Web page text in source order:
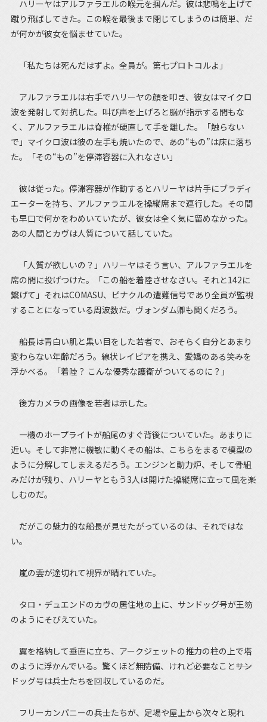
ハリーヤはアルファラエルの喉元を掴んだ。彼は悲鳴を上げて
蹴り飛ばしてきた。この喉を最後まで閉じてしまうのは簡単、だ
が何かが彼女を悩ませていた。
「私たちは死んだはずよ。全員が。第七プロトコルよ」
アルファラエルは右手でハリーヤの顔を叩き、彼女はマイクロ
波を発射して対抗した。叫び声を上げろと脳が指示する間もな
く、アルファラエルは脊椎が硬直して手を離した。「触らない
で」マイクロ波は彼の左手も焼いたので、あの“もの”は床に落ち
た。「その“もの”を停滞容器に入れなさい」
彼は従った。停滞容器が作動するとハリーヤは片手にブラディ
エーターを持ち、アルファラエルを操縦席まで連行した。その間
も早口で何かをわめいていたが、彼女は全く気に留めなかった。
あの人間とカヴは人質について話していた。
「人質が欲しいの？」ハリーヤはそう言い、アルファラエルを
席の間に投げつけた。「この船を着陸させなさい。それと142に
繋げて」それはCOMASU、ピナクルの遭難信号であり全員が監視
することになっている周波数だ。ヴォンダム卿も聞くだろう。
船長は青白い肌と黒い目をした若者で、おそらく自分とあまり
変わらない年齢だろう。線状レイピアを携え、愛嬌のある笑みを
浮かべる。「着陸？ こんな優秀な護衛がついてるのに？」
後方カメラの画像を若者は示した。
一機のホープライトが船尾のすぐ背後についていた。あまりに
近い。そして非常に機敏に動くその船は、こちらをまるで模型の
ように分解してしまえるだろう。エンジンと動力炉、そして骨組
みだけが残り、ハリーヤともう3人は開けた操縦席に立って風を楽
しむのだ。
だがこの魅力的な船長が見せたがっているのは、それではな
い。
嵐の雲が途切れて視界が晴れていた。
タロ・デュエンドのカヴの居住地の上に、サンドッグ号が王笏
のようにそびえていた。
翼を格納して垂直に立ち、アークジェットの推力の柱の上で塔
のように浮かんでいる。驚くほど無防備、けれど必要なこと――サン
ドッグ号は兵士たちを回収しているのだ。
フリーカンパニーの兵士たちが、足場や屋上から次々と現れ